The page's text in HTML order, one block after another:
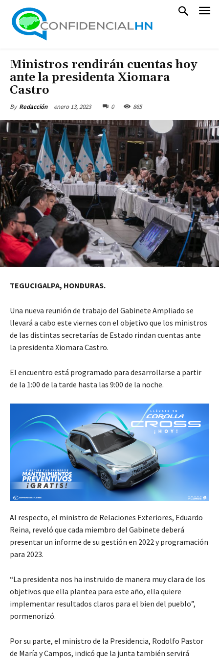
Ministros rendirán cuentas hoy
ante la presidenta Xiomara
Castro
By Redacción enero 13, 2023 0 865
TEGUCIGALPA, HONDURAS.
Una nueva reunión de trabajo del Gabinete Ampliado se
llevará a cabo este viernes con el objetivo que los ministros
de las distintas secretarías de Estado rindan cuentas ante
la presidenta Xiomara Castro.
El encuentro está programado para desarrollarse a partir
de la 1:00 de la tarde hasta las 9:00 de la noche.
Al respecto, el ministro de Relaciones Exteriores, Eduardo
Reina, reveló que cada miembro del Gabinete deberá
presentar un informe de su gestión en 2022 y programación
para 2023.
“La presidenta nos ha instruido de manera muy clara de los
objetivos que ella plantea para este año, ella quiere
implementar resultados claros para el bien del pueblo”,
pormenorizó.
Por su parte, el ministro de la Presidencia, Rodolfo Pastor
de María y Campos, indicó que la junta también servirá